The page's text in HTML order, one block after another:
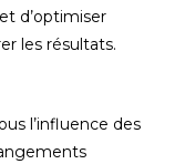
d’optimiser
les résultats.
l’influence des